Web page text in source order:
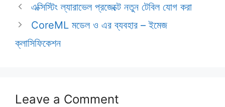
এক্সিস্টিং ল্যারাভেল প্রজেক্টে নতুন টেবিল যোগ করা
CoreML মডেল ও এর ব্যবহার – ইমেজ
ক্লাসিফিকেশন
Leave a Comment